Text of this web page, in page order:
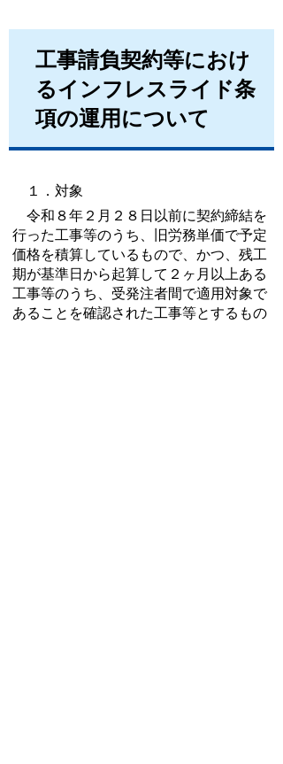
工事請負契約等におけ
るインフレスライド条
項の運用について
１．対象
令和８年２月２８日以前に契約締結を
行った工事等のうち、旧労務単価で予定
価格を積算しているもので、かつ、残工
期が基準日から起算して２ヶ月以上ある
工事等のうち、受発注者間で適用対象で
あることを確認された工事等とするもの